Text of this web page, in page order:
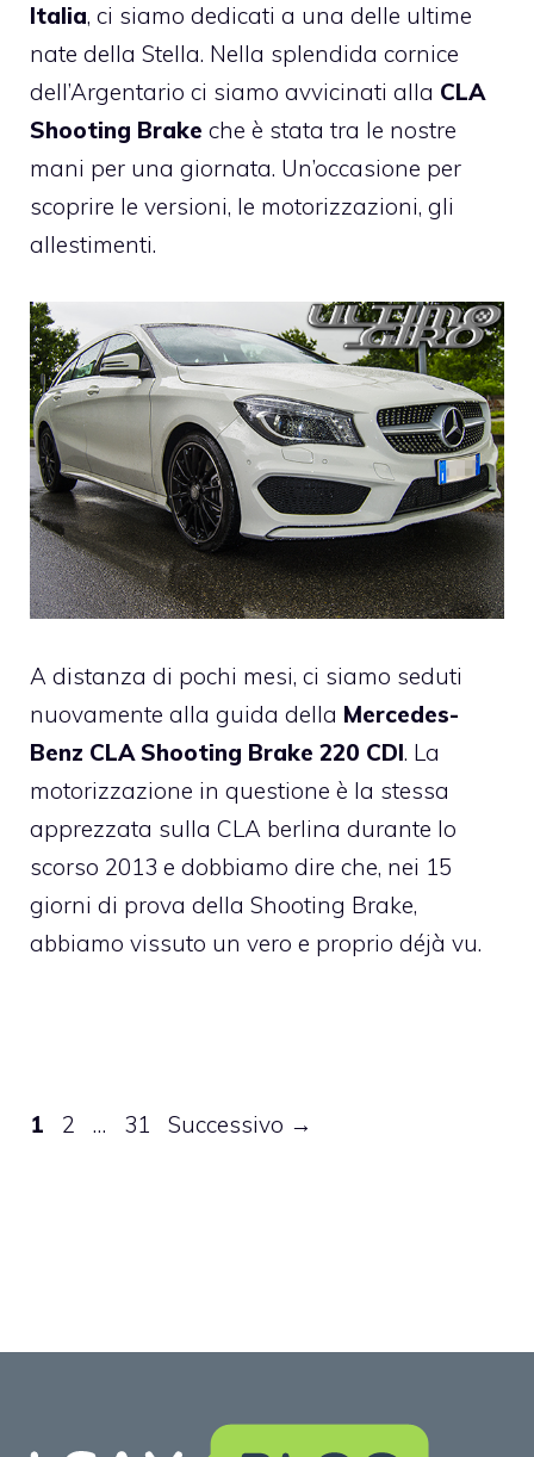
Italia, ci siamo dedicati a una delle ultime
nate della Stella. Nella splendida cornice
dell’Argentario ci siamo avvicinati alla CLA
Shooting Brake che è stata tra le nostre
mani per una giornata. Un’occasione per
scoprire le versioni, le motorizzazioni, gli
allestimenti.
A distanza di pochi mesi, ci siamo seduti
nuovamente alla guida della Mercedes-
Benz CLA Shooting Brake 220 CDI. La
motorizzazione in questione è la stessa
apprezzata sulla CLA berlina durante lo
scorso 2013 e dobbiamo dire che, nei 15
giorni di prova della Shooting Brake,
abbiamo vissuto un vero e proprio déjà vu.
Pagina
1 Pagina
2 … Pagina
31 Successivo →